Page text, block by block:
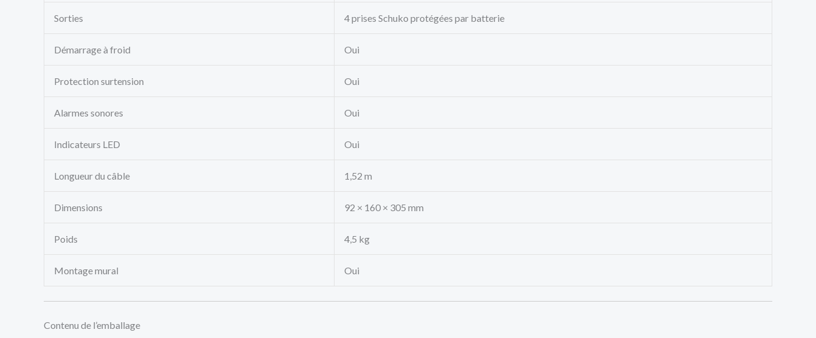
Sorties 4 prises Schuko protégées par batterie
Démarrage à froid Oui
Protection surtension Oui
Alarmes sonores Oui
Indicateurs LED Oui
Longueur du câble 1,52 m
Dimensions 92 × 160 × 305 mm
Poids 4,5 kg
Montage mural Oui
Contenu de l’emballage